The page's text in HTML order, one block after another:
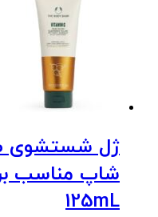
شاپ مناسب
125mL